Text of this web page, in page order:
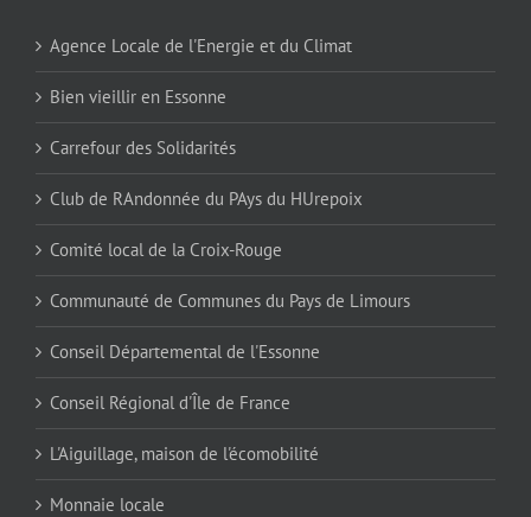
Agence Locale de l'Energie et du Climat
Bien vieillir en Essonne
Carrefour des Solidarités
Club de RAndonnée du PAys du HUrepoix
Comité local de la Croix-Rouge
Communauté de Communes du Pays de Limours
Conseil Départemental de l'Essonne
Conseil Régional d'Île de France
L'Aiguillage, maison de l'écomobilité
Monnaie locale